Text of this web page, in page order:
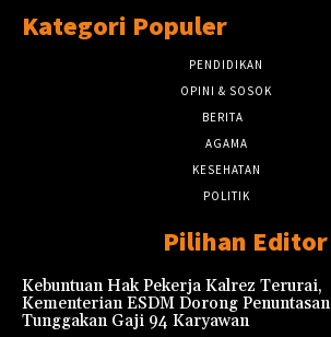
Kategori Populer
PENDIDIKAN
OPINI & SOSOK
BERITA
AGAMA
KESEHATAN
POLITIK
Pilihan Editor
Kebuntuan Hak Pekerja Kalrez Terurai,
Kementerian ESDM Dorong Penuntasan
Tunggakan Gaji 94 Karyawan